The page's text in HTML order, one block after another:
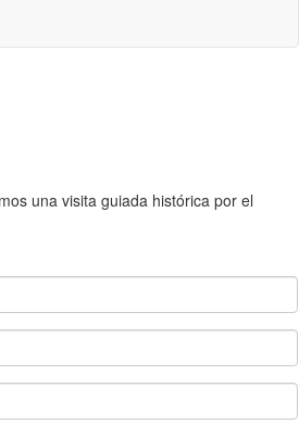
una visita guiada histórica por el